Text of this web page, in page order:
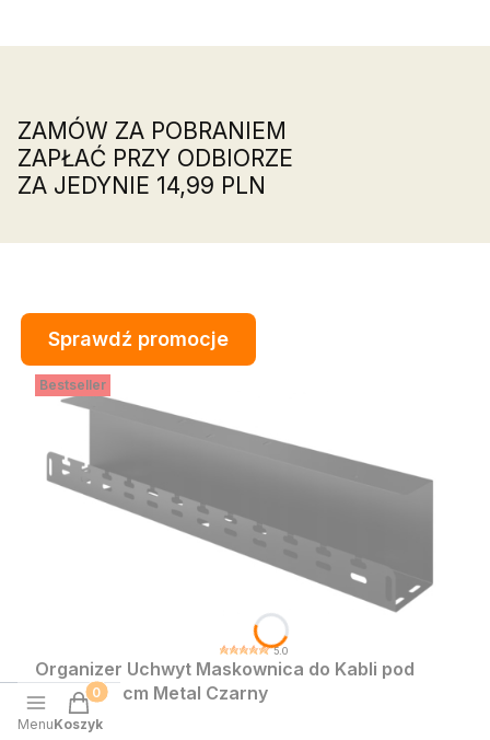
ZAMÓW ZA POBRANIEM
ZAPŁAĆ PRZY ODBIORZE
ZA JEDYNIE 14,99 PLN
Sprawdź promocje
Bestseller
5.0
Organizer Uchwyt Maskownica do Kabli pod
Biurko 59 cm Metal Czarny
Cena
83,99 zł
Menu
Produkty w koszyku: 0. Zobacz szczegóły
Koszyk